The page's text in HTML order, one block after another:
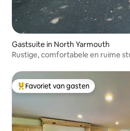
Gastsuite in North Yarmouth
Rustige, comfortabele en ruime
Topfavoriet van gasten
Favoriet van gasten